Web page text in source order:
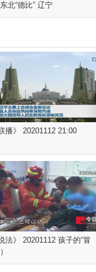
北“德比” 辽宁
播》 20201112 21:00
法》 20201112 孩子的“冒